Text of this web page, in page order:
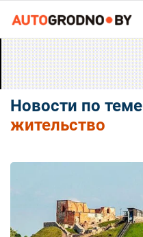
Новости по теме
жительство